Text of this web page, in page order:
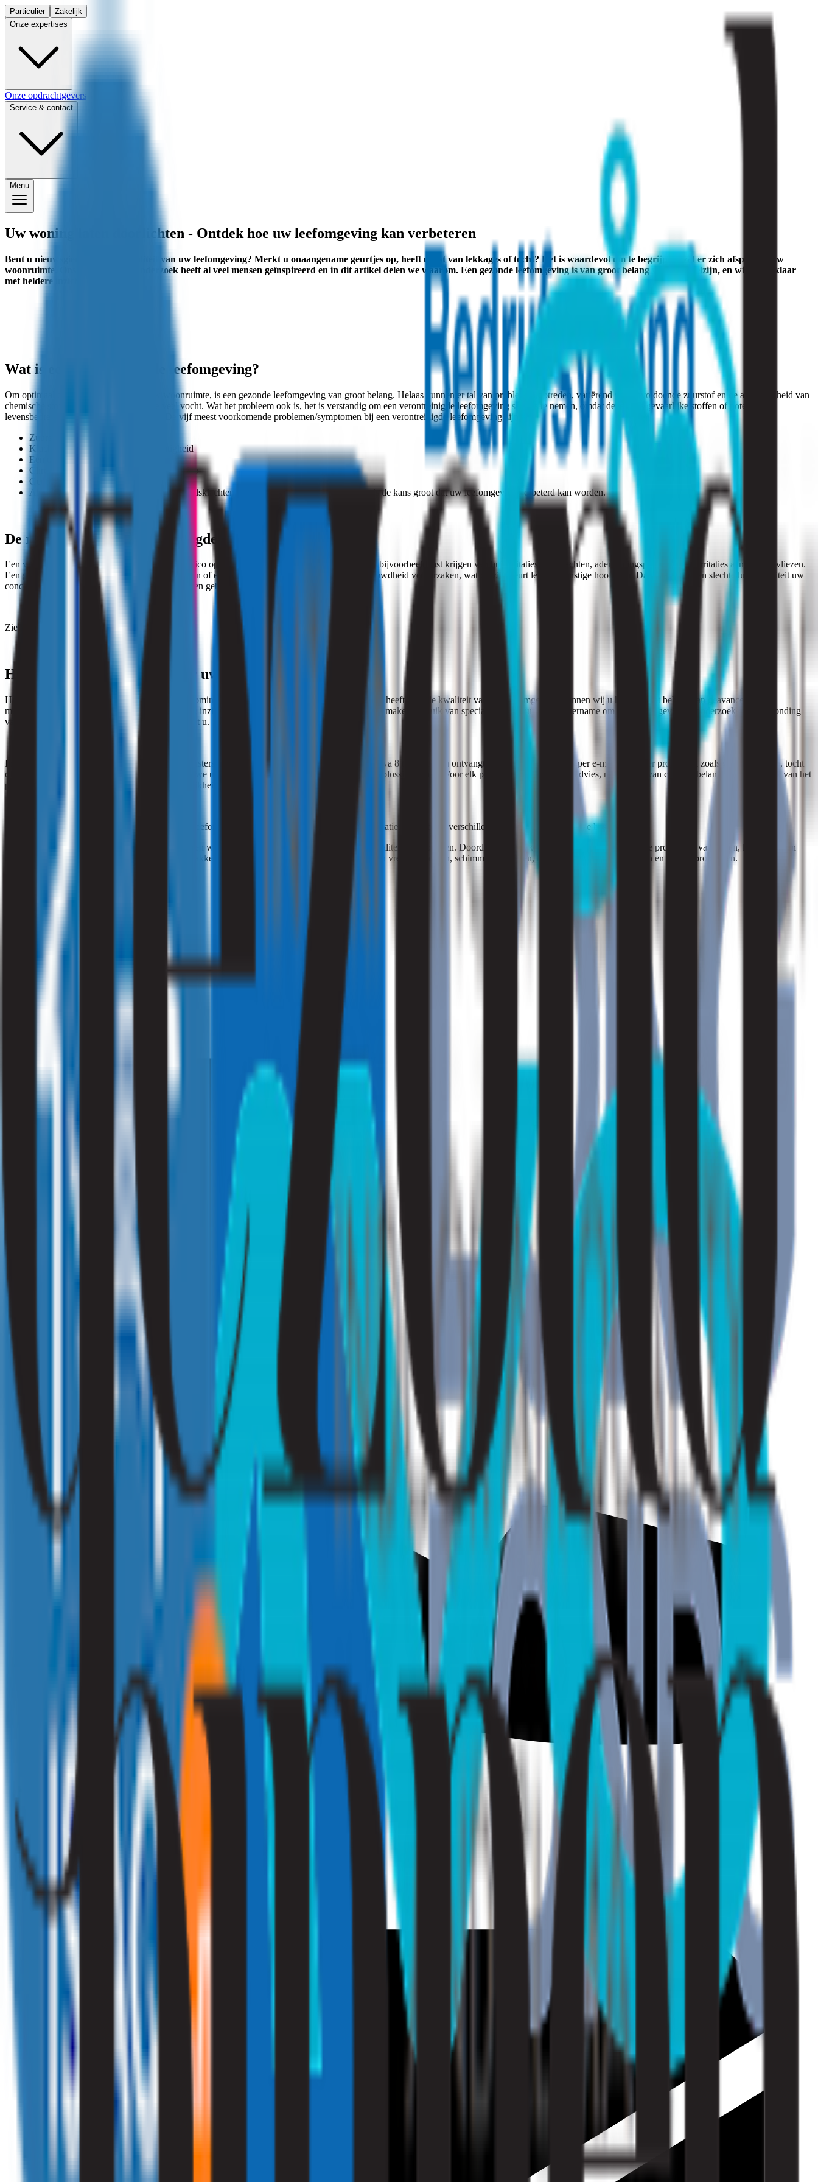
Particulier
Zakelijk
Onze expertises
Onze opdrachtgevers
Service & contact
Menu
Uw woning laten doorlichten - Ontdek hoe uw leefomgeving kan verbeteren
Bent u nieuwsgierig naar de kwaliteit van uw leefomgeving? Merkt u onaangename geurtjes op, heeft u last van lekkages of tocht? Het is waardevol om te begrijpen wat er zich afspeelt in uw
woonruimte. Ons binnenmilieu-onderzoek heeft al veel mensen geïnspireerd en in dit artikel delen we waarom. Een gezonde leefomgeving is van groot belang voor uw welzijn, en wij staan klaar
met heldere inzichten.
Wat is een verontreinigde leefomgeving?
Om optimaal te kunnen genieten van uw woonruimte, is een gezonde leefomgeving van groot belang. Helaas kunnen er tal van problemen optreden, variërend van onvoldoende zuurstof en de aanwezigheid van
chemische stoffen tot fijnstof, tocht en te veel vocht. Wat het probleem ook is, het is verstandig om een verontreinigde leefomgeving serieus te nemen, omdat deze zelfs gevaarlijke stoffen of potentieel
levensbedreigende situaties kan bevatten. De vijf meest voorkomende problemen/symptomen bij een verontreinigde leefomgeving zijn:
Zuurstoftekort
Klachten door een te lage luchtvochtigheid
Een onaangenaam binnenklimaat
Chronische klachten vergelijkbaar met griep
Geur- en stankklachten
Als u geconfronteerd wordt met gezondheidsklachten, geurproblemen, tocht en lekkages, is de kans groot dat uw leefomgeving verbeterd kan worden.
De risico’s van een verontreinigde leefomgeving
Een verontreinigde leefomgeving verhoogt het risico op gezondheidsklachten aanzienlijk. U kunt bijvoorbeeld last krijgen van huidirritaties, oogklachten, ademhalingsproblemen en irritaties aan de slijmvliezen.
Een gebrek aan zuurstof, ongeschikte temperaturen of een te hoge luchtvochtigheid kunnen benauwdheid veroorzaken, wat op zijn beurt leidt tot ernstige hoofdpijn. Daarnaast kan een slechte luchtkwaliteit uw
concentratievermogen aantasten en zorgen voor een gebrek aan comfort in uw eigen huis.
Zie ook: hooikoorts klachten
Hoe werkt een onderzoek naar uw leefomgeving?
Het Particulier Binnenmilieu Onderzoek van Strooming is eenvoudig en doeltreffend. Als u vragen heeft over de kwaliteit van uw leefomgeving, kunnen wij u helpen. Met behulp van geavanceerde
meettechnieken verkrijgen we snel en nauwkeurig inzicht in de kwaliteit van uw binnenmilieu. We maken gebruik van speciale apparatuur en monstername om uw leefomgeving te onderzoeken. Na afronding
van het onderzoek delen we onze bevindingen met u.
In sommige gevallen moeten we de genomen monsters eerst in een laboratorium laten analyseren. Na 8 tot 10 dagen ontvangt u de resultaten van ons per e-mail. Indien er problemen zoals geurproblemen, tocht
of vochtproblemen worden geconstateerd, stellen we u hiervan direct op de hoogte en bieden we oplossingen aan. Voor elk probleem is een passend advies, maar het is van cruciaal belang om de oorzaak van het
probleem te identificeren. Strooming biedt duidelijkheid.
De specifieke aanpak van het onderzoek van uw leefomgeving kan variëren afhankelijk van de situatie. We hebben verschillende mogelijkheden tot onze beschikking.
Na het onderzoeken van uw leefomgeving voorzien we u van praktische aanbevelingen om de kwaliteit te verbeteren. Doordat we nauwkeurig de oorzaak van eventuele problemen vaststellen, kunt u snel en
doeltreffend maatregelen nemen om deze aan te pakken. Met ons advies kunt u afscheid nemen van vreemde geuren, schimmelproblemen, bedompte lucht, vochtplekken en andere problemen.
Ik ben particulier
Ik ben zakelijk
010 - 220 34 99